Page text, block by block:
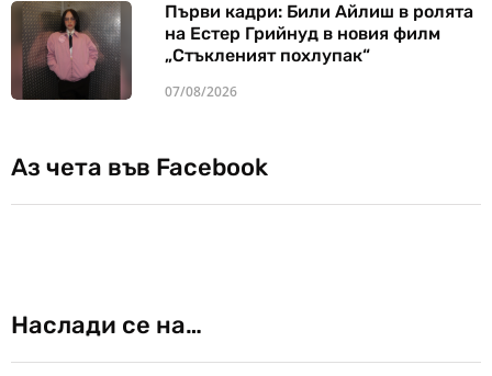
Първи кадри: Били Айлиш в ролята
на Естер Грийнуд в новия филм
„Стъкленият похлупак“
07/08/2026
Аз чета във Facebook
Наслади се на…